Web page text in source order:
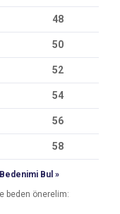
48
50
52
54
56
58
Bedenimi Bul »
beden önerelim: